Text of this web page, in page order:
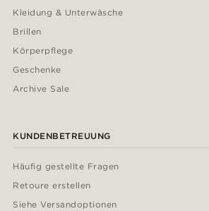
Kleidung & Unterwäsche
Brillen
Körperpflege
Geschenke
Archive Sale
KUNDENBETREUUNG
Häufig gestellte Fragen
Retoure erstellen
Siehe Versandoptionen